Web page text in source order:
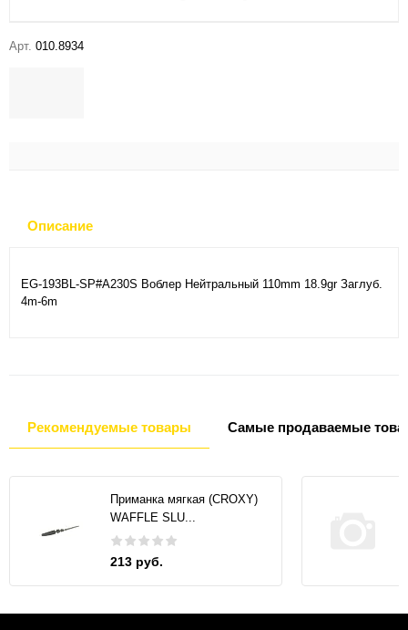
Арт. 010.8934
Описание
EG-193BL-SP#A230S Воблер Нейтральный 110mm 18.9gr Заглуб.
4m-6m
Рекомендуемые товары Самые продаваемые
Приманка мягкая (CROXY)
WAFFLE SLU...
213 руб.